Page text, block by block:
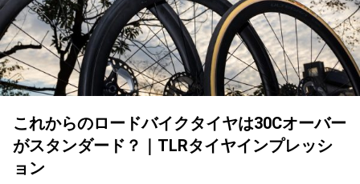
これからのロードバイクタイヤは30Cオーバー
がスタンダード？｜TLRタイヤインプレッシ
ョン